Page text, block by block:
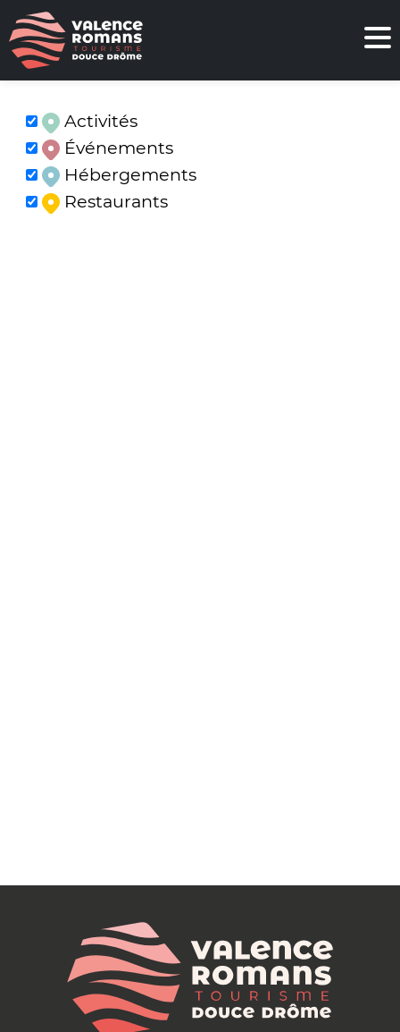
Activités
Événements
Hébergements
Restaurants